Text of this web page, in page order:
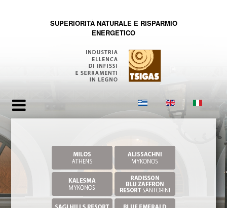
SUPERIORITÀ NATURALE E RISPARMIO
ENERGETICO